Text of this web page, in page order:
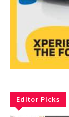
Editor Picks